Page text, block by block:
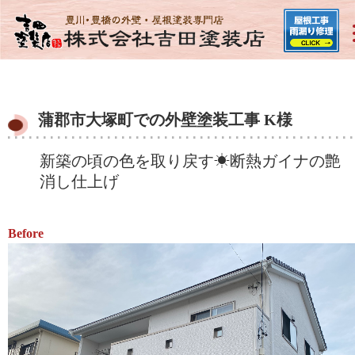
蒲郡市大塚町での外壁塗装工事 K様
新築の頃の色を取り戻す☀断熱ガイナの艶
消し仕上げ
Before